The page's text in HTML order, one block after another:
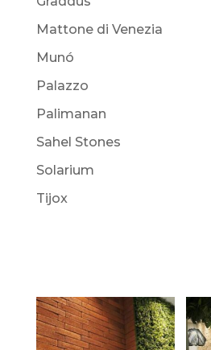
Mattone di Venezia
Munó
Palazzo
Palimanan
Sahel Stones
Solarium
Tijox